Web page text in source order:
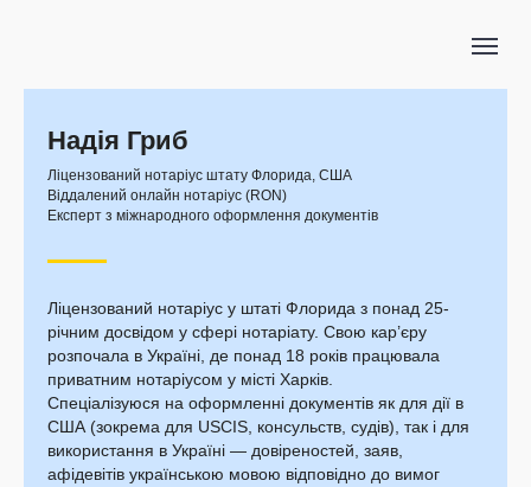
Надія Гриб
Ліцензований нотаріус штату Флорида, США
Віддалений онлайн нотаріус (RON)
Експерт з міжнародного оформлення документів
Ліцензований нотаріус у штаті Флорида з понад 25-
річним досвідом у сфері нотаріату. Свою кар’єру
розпочала в Україні, де понад 18 років працювала
приватним нотаріусом у місті Харків.
Спеціалізуюся на оформленні документів як для дії в
США (зокрема для USCIS, консульств, судів), так і для
використання в Україні — довіреностей, заяв,
афідевітів українською мовою відповідно до вимог